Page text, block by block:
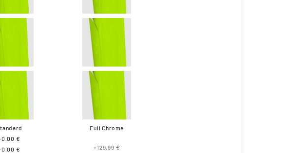
€
€
Full Chrome
+129,99 €